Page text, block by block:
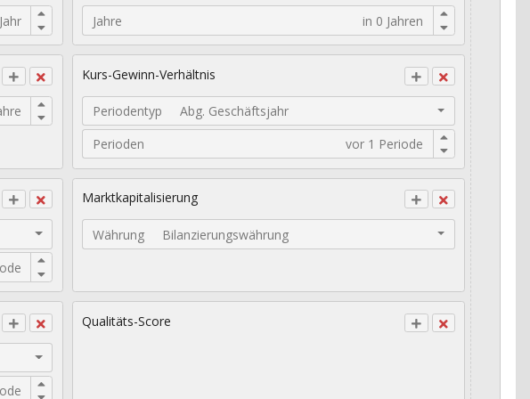
Jahre
Kurs-Gewinn-Verhältnis
Periodentyp
Abg. Geschäftsjahr
Perioden
Marktkapitalisierung
Währung Bilanzierungswährung
Qualitäts-Score